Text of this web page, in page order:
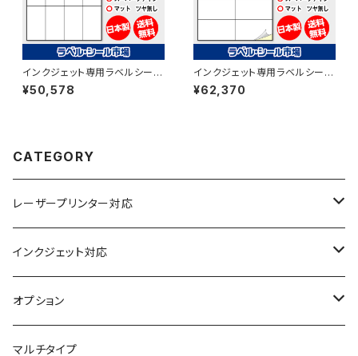
インクジェット専用ラベルシール
マットコートA4-縦12面 500枚
スーパーファイン T4Y3iA
¥50,578
インクジェット専用ラベルシール
フィルム再剥離 A4-10面 500
枚 スーパーファイン T2Y5iDrs
¥62,370
CATEGORY
レーザープリンター対応
上質紙
アート紙
光沢紙
インクジェット対応
コート紙
光沢紙
オプション
簡易印刷
マルチタイプ